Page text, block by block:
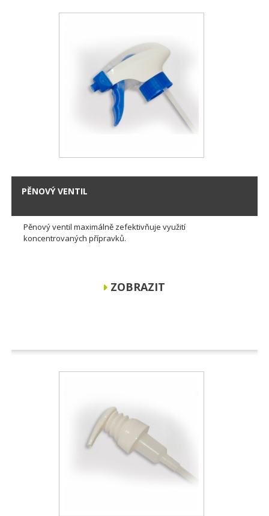
PĚNOVÝ VENTIL
Pěnový ventil maximálně zefektivňuje využití
koncentrovaných přípravků.
ZOBRAZIT